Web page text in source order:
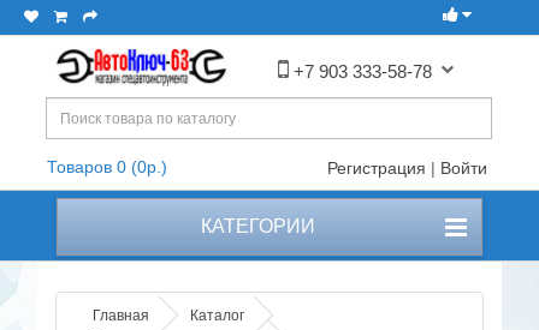
+7 903 333-58-78
Товаров 0 (0р.) Регистрация | Войти
КАТЕГОРИИ
Главная
Каталог